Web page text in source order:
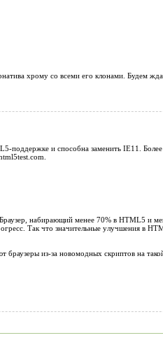
хрому со всеми его клонами. Будем
поддержке и способна заменить IE11.
набирающий менее 70% в HTML5 и
Так что значительные улучшения в
из-за новомодных скриптов на